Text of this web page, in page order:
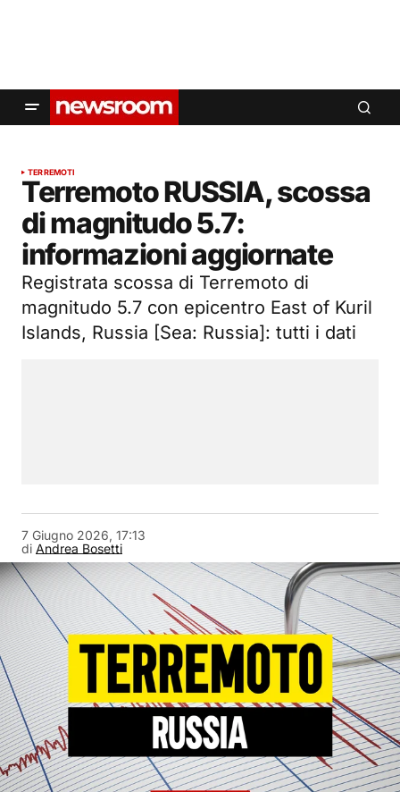
TERREMOTI
Terremoto RUSSIA, scossa
di magnitudo 5.7:
informazioni aggiornate
Registrata scossa di Terremoto di
magnitudo 5.7 con epicentro East of Kuril
Islands, Russia [Sea: Russia]: tutti i dati
di Andrea Bosetti
7 Giugno 2026, 17:13